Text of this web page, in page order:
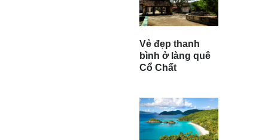
Vẻ đẹp thanh
bình ở làng quê
Cổ Chất